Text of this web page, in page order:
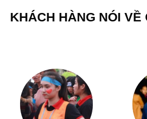
KHÁCH HÀNG NÓI VỀ